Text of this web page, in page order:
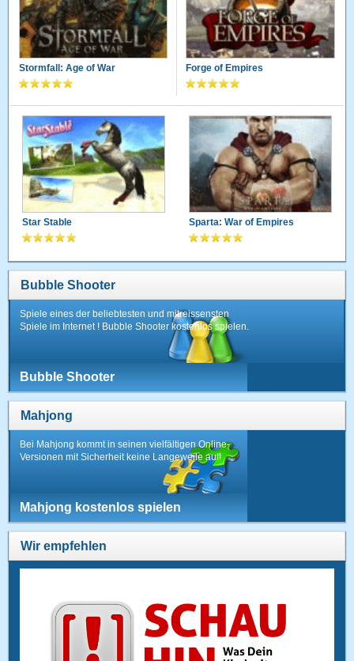
Stormfall: Age of War Forge of Empires
Star Stable Sparta: War of Empires
Bubble Shooter
Spiele eines der beliebtesten und mitreissensten
Spiele im Internet ! Bubble Shooter kostenlos spielen.
Bubble Shooter
Mahjong
Bei Mahjong kommt in seinen vielfältigen Online-
Versionen mit Sicherheit keine Langeweile auf!
Mahjong kostenlos spielen
Wir empfehlen